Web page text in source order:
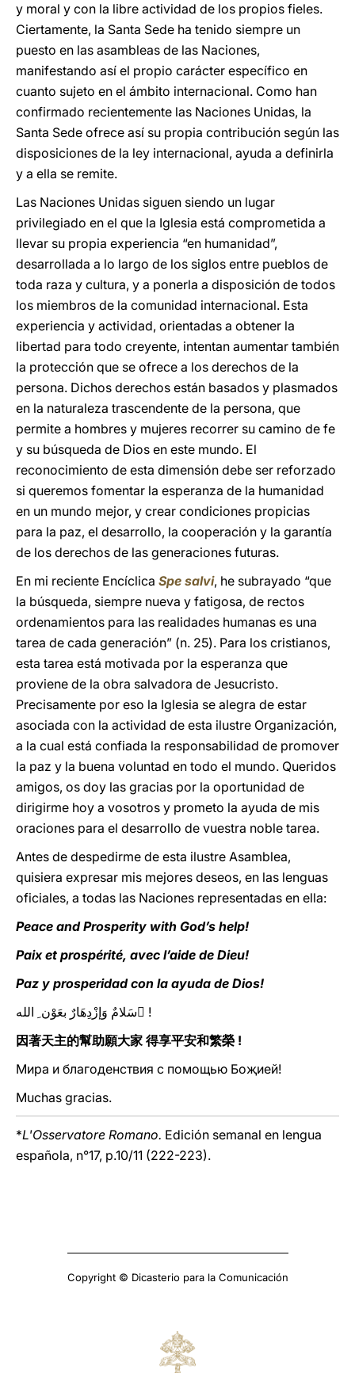
y moral y con la libre actividad de los propios fieles.
Ciertamente, la Santa Sede ha tenido siempre un
puesto en las asambleas de las Naciones,
manifestando así el propio carácter específico en
cuanto sujeto en el ámbito internacional. Como han
confirmado recientemente las Naciones Unidas, la
Santa Sede ofrece así su propia contribución según las
disposiciones de la ley internacional, ayuda a definirla
y a ella se remite.
Las Naciones Unidas siguen siendo un lugar
privilegiado en el que la Iglesia está comprometida a
llevar su propia experiencia “en humanidad”,
desarrollada a lo largo de los siglos entre pueblos de
toda raza y cultura, y a ponerla a disposición de todos
los miembros de la comunidad internacional. Esta
experiencia y actividad, orientadas a obtener la
libertad para todo creyente, intentan aumentar también
la protección que se ofrece a los derechos de la
persona. Dichos derechos están basados y plasmados
en la naturaleza trascendente de la persona, que
permite a hombres y mujeres recorrer su camino de fe
y su búsqueda de Dios en este mundo. El
reconocimiento de esta dimensión debe ser reforzado
si queremos fomentar la esperanza de la humanidad
en un mundo mejor, y crear condiciones propicias
para la paz, el desarrollo, la cooperación y la garantía
de los derechos de las generaciones futuras.
En mi reciente Encíclica Spe salvi, he subrayado “que
la búsqueda, siempre nueva y fatigosa, de rectos
ordenamientos para las realidades humanas es una
tarea de cada generación” (n. 25). Para los cristianos,
esta tarea está motivada por la esperanza que
proviene de la obra salvadora de Jesucristo.
Precisamente por eso la Iglesia se alegra de estar
asociada con la actividad de esta ilustre Organización,
a la cual está confiada la responsabilidad de promover
la paz y la buena voluntad en todo el mundo. Queridos
amigos, os doy las gracias por la oportunidad de
dirigirme hoy a vosotros y prometo la ayuda de mis
oraciones para el desarrollo de vuestra noble tarea.
Antes de despedirme de esta ilustre Asamblea,
quisiera expresar mis mejores deseos, en las lenguas
oficiales, a todas las Naciones representadas en ella:
Peace and Prosperity with God’s help!
Paix et prospérité, avec l’aide de Dieu!
Paz y prosperidad con la ayuda de Dios!
سَلامٌ وَإزْدِهَارٌ بعَوْن ِ الله ِ!
因著天主的幫助願大家 得享平安和繁榮 !
Мира и благоденствия с помощью Боҗией!
Muchas gracias.
*L'Osservatore Romano. Edición semanal en lengua
española, n°17, p.10/11 (222-223).
Copyright © Dicasterio para la Comunicación